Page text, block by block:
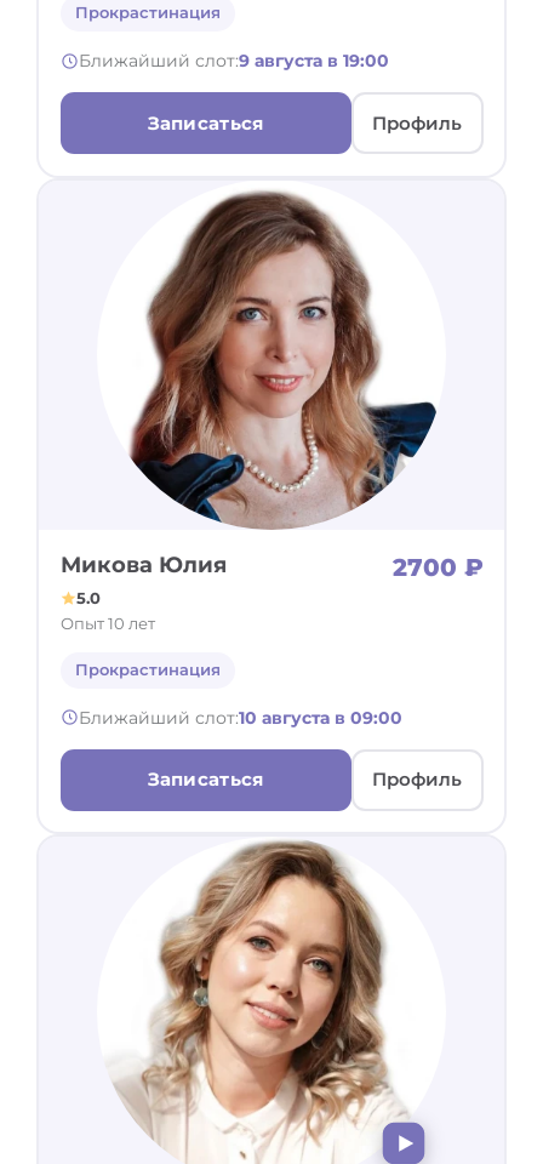
Прокрастинация
Ближайший слот:9 августа в 19:00
Записаться Профиль
Микова Юлия 2700 ₽
5.0
Опыт 10 лет
Прокрастинация
Ближайший слот:10 августа в 09:00
Записаться Профиль